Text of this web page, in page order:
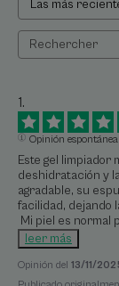
Opinión espontánea
Este gel limpiador
deshidratación y
agradable, su
facilidad, dejando
Mi piel es normal
leer más
Opinión del 13/11/